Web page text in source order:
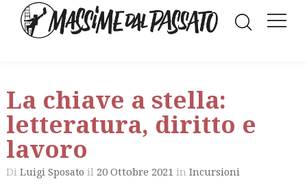
La chiave a stella:
letteratura, diritto e
lavoro
Di Luigi Sposato il 20 Ottobre 2021 in Incursioni